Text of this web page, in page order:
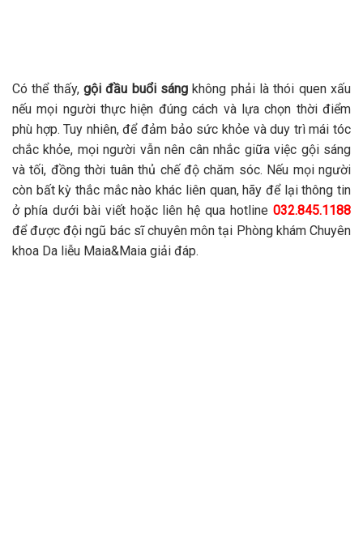
Có thể thấy, gội đầu buổi sáng không phải là thói quen xấu
nếu mọi người thực hiện đúng cách và lựa chọn thời điểm
phù hợp. Tuy nhiên, để đảm bảo sức khỏe và duy trì mái tóc
chắc khỏe, mọi người vẫn nên cân nhắc giữa việc gội sáng
và tối, đồng thời tuân thủ chế độ chăm sóc. Nếu mọi người
còn bất kỳ thắc mắc nào khác liên quan, hãy để lại thông tin
ở phía dưới bài viết hoặc liên hệ qua hotline 032.845.1188
để được đội ngũ bác sĩ chuyên môn tại Phòng khám Chuyên
khoa Da liễu Maia&Maia giải đáp.